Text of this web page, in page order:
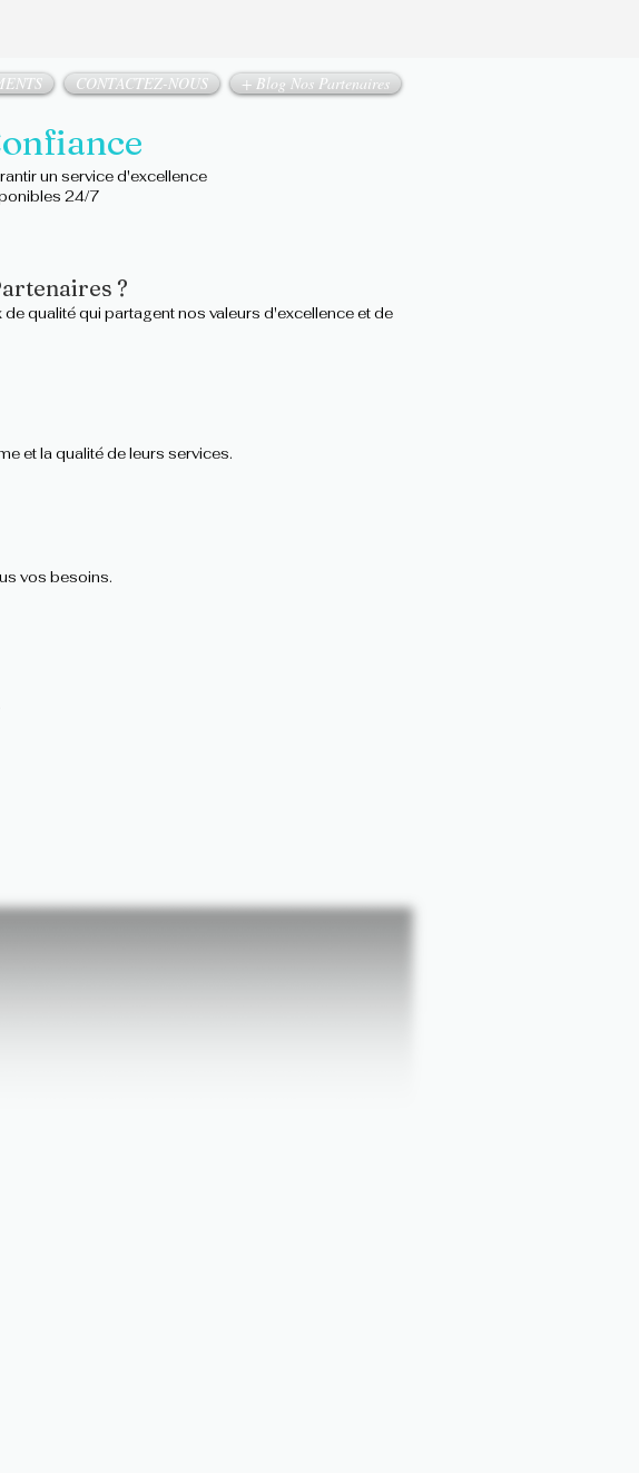
CONTACTEZ-NOUS + Blog Nos Partenaires
un service d'excellence
24/7
?
qualité qui partagent nos valeurs d'excellence et de
et la qualité de leurs services.
vos besoins.